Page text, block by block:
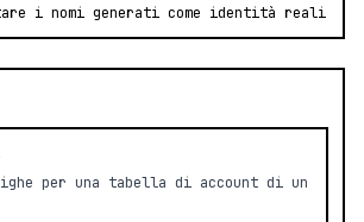
i nomi generati come identità reali
per una tabella di account di un